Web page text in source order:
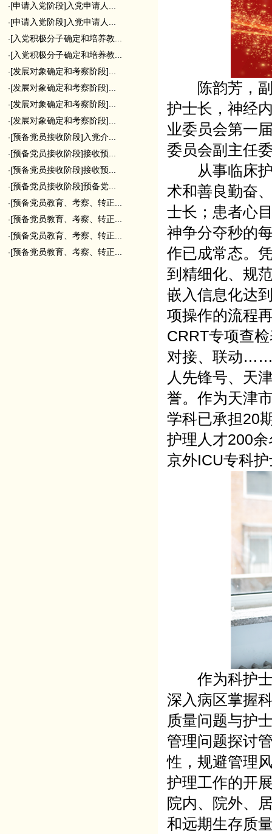
·[申请入党阶段]入党申请人...
·[申请入党阶段]入党申请人...
·[入党积极分子确定和培养教...
·[入党积极分子确定和培养教...
·[发展对象确定和考察阶段]...
·[发展对象确定和考察阶段]...
·[发展对象确定和考察阶段]...
·[发展对象确定和考察阶段]...
·[预备党员接收阶段]入党介...
·[预备党员接收阶段]接收预...
·[预备党员接收阶段]接收预...
·[预备党员接收阶段]预备党...
·[预备党员教育、考察、转正...
·[预备党员教育、考察、转正...
·[预备党员教育、考察、转正...
·[预备党员教育、考察、转正...
陈韵芳，副
护士长，神经
业委员会第一
委员会副主任
从事临床护
术和善良勤奋
士长；患者心
神争分夺秒的
作已成常态。
到精细化、规
嵌入信息化达
项操作的流程
CRRT专项查
对接、联动……
人先锋号、天
誉。作为天津
学科已承担20
护理人才200
京外ICU专科
作为科护士
深入病区掌握
质量问题与护
管理问题探讨
性，规避管理
护理工作的开
院内、院外、
和远期生存质